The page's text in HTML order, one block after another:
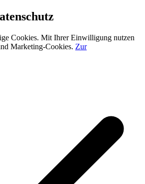
Cookies. Mit Ihrer Einwilligung nutzen
Marketing-Cookies. Zur